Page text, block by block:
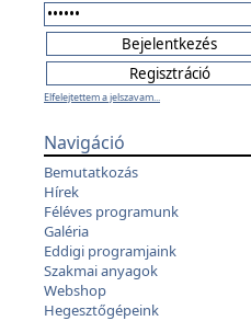
Elfelejtettem a jelszavam...
Navigáció
Bemutatkozás
Hírek
Féléves programunk
Galéria
Eddigi programjaink
Szakmai anyagok
Webshop
Hegesztőgépeink